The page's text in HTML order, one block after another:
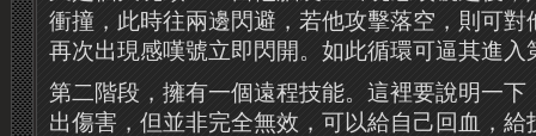
衝撞，此時往兩邊閃避，若他攻擊落空，則可對
再次出現感嘆號立即閃開。如此循環可逼其進入
第二階段，擁有一個遠程技能。這裡要說明一下
出傷害，但並非完全無效，可以給自己回血，